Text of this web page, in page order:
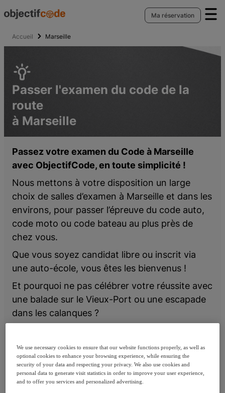
Ma réservation
du code de la route
NEPH
NEPH
du code bateau
du code bateau côtier
OEDIPP
l'examen
l'examen
l'examen
l'examen
l'examen
l'examen
du code bateau
l'examen
l'examen
l'examen
Pro
Pro
à l'Espace Pro
un Espace Pro
Preferences
d’utilisation des cookies
légales
Accueil Marseille
Passer l'examen du code de la
route
à Marseille
Passez votre examen du Code à Marseille
avec ObjectifCode, en toute simplicité !
Nous mettons à votre disposition un large
choix de salles d’examen à Marseille et dans les
environs, pour passer l’épreuve du code auto,
code moto ou code bateau au plus près de
chez vous.
Que vous soyez candidat libre ou inscrit via
une auto-école, vous êtes les bienvenus !
Et pourquoi ne pas célébrer votre réussite avec
une balade sur le Vieux-Port ou une escapade
dans les calanques ?
au réseau de transports en commun de la
RTM.
Pour planifier votre trajet, consultezle site
We use necessary cookies to ensure that our website functions properly, as well as
optional cookies to enhance your browsing experience, while ensuring the
security of your data and respecting your privacy. We also use cookies and
personal data to generate visit statistics in order to improve your user experience,
and to offer you services and personalized advertising.